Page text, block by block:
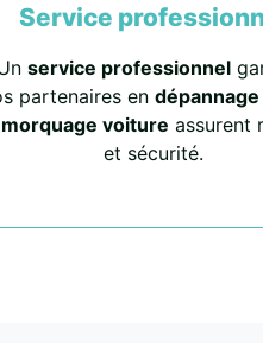
Service
service professionnel
partenaires en
voiture assurent
et sécurité.